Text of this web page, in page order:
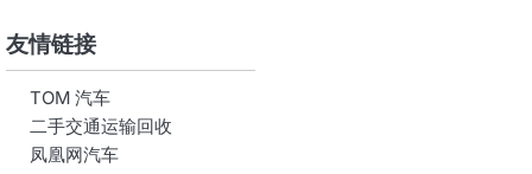
友情链接
TOM 汽车
二手交通运输回收
凤凰网汽车